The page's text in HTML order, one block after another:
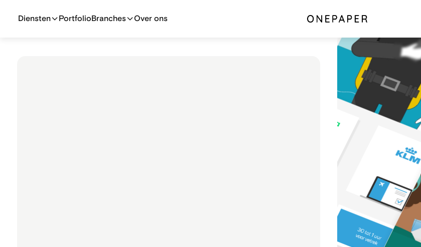
Diensten PortfolioBranches Over ons